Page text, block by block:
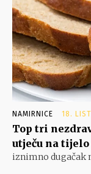
NAMIRNICE 18.
Top tri
utječu na
iznimno dugačak